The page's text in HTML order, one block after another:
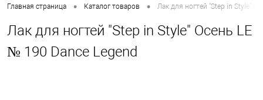
Главная страница • Каталог товаров • Лак для ногтей "Step in Style"
Лак для ногтей "Step in Style" Осень LE
№ 190 Dance Legend